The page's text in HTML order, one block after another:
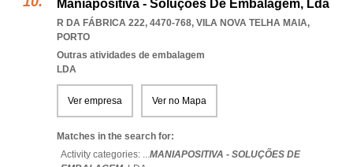
Maniapositiva - Soluções De Embalagem, Lda
R DA FÁBRICA 222, 4470-768, VILA NOVA TELHA MAIA,
PORTO
Outras atividades de embalagem
LDA
Ver empresa Ver no Mapa
Matches in the search for:
Activity categories: ...MANIAPOSITIVA - SOLUÇÕES DE